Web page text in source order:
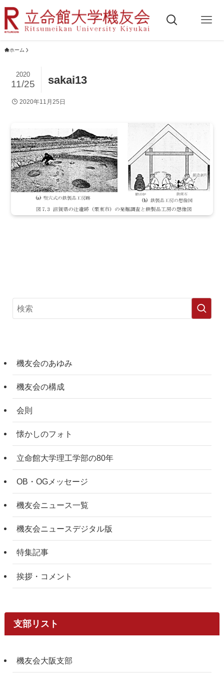
ホーム
sakai13
2020
11/25
2020年11月25日
機友会のあゆみ
機友会の構成
会則
懐かしのフォト
立命館大学理工学部の80年
OB・OGメッセージ
機友会ニュース一覧
機友会ニュースデジタル版
特集記事
挨拶・コメント
支部リスト
機友会大阪支部